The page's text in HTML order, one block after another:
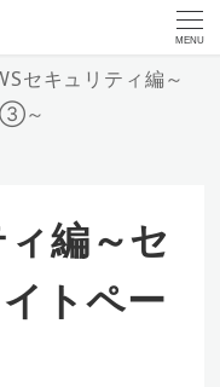
MENU
セキュリティ編～
③～
編～セ
トペー